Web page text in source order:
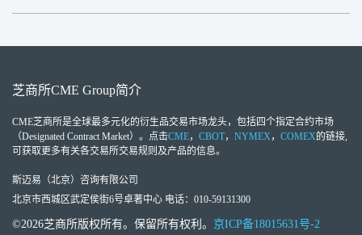
芝商所CME Group简介
CME芝商所是全球最多元化的衍生品交易市场龙头，包括四个指定合约市场
（Designated Contract Market）。点击CME， CBOT， NYMEX， COMEX的链接,
可获取更多有关各交易所交易规则及产品的信息。
斯迈易（北京）咨询有限公司
北京市西城区武定侯街6号卓著中心 电话：010-59131300
©2026芝商所版权所有。保留所有权利。 京ICP备18015631号-2